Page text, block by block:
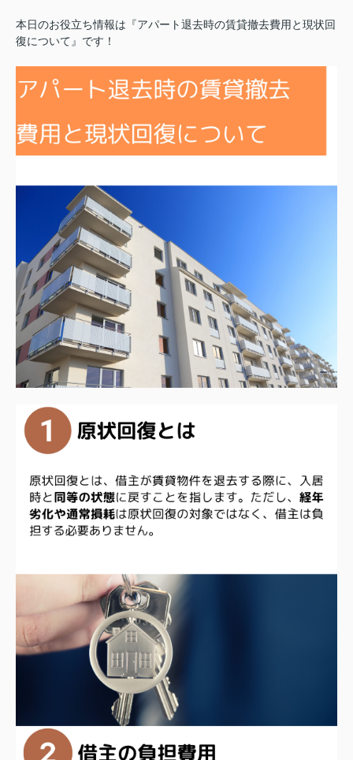
本日のお役立ち情報は『アパート退去時の賃貸撤去費用と現状回
復について』です！